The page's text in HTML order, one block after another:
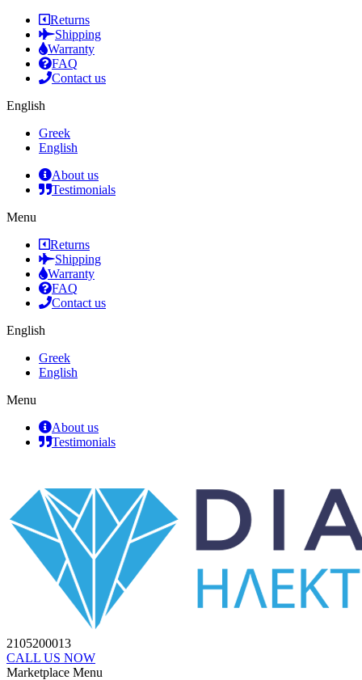
Returns
Shipping
Warranty
FAQ
Contact us
English
Greek
English
About us
Testimonials
Menu
Returns
Shipping
Warranty
FAQ
Contact us
English
Greek
English
Menu
About us
Testimonials
2105200013
CALL US NOW
Marketplace Menu